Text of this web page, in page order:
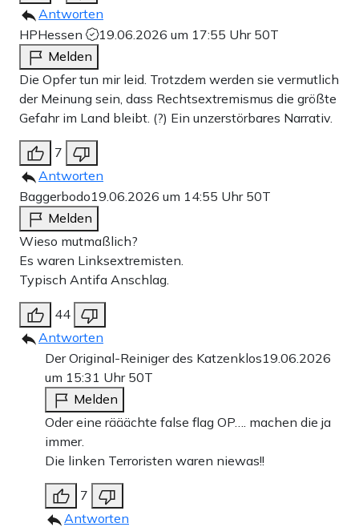
Antworten
HPHessen
19.06.2026 um 17:55 Uhr 50T
Melden
Die Opfer tun mir leid. Trotzdem werden sie vermutlich
der Meinung sein, dass Rechtsextremismus die größte
Gefahr im Land bleibt. (?) Ein unzerstörbares Narrativ.
7
Antworten
Baggerbodo19.06.2026 um 14:55 Uhr 50T
Melden
Wieso mutmaßlich?
Es waren Linksextremisten.
Typisch Antifa Anschlag.
44
Antworten
Der Original-Reiniger des Katzenklos19.06.2026
um 15:31 Uhr 50T
Melden
Oder eine rääächte false flag OP…. machen die ja
immer.
Die linken Terroristen waren niewas!!
7
Antworten